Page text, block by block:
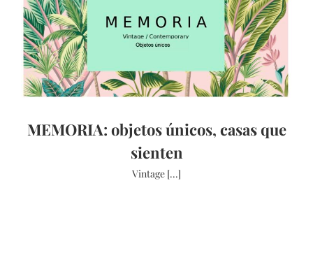
MEMORIA: objetos únicos, casas que
sienten
Vintage [...]